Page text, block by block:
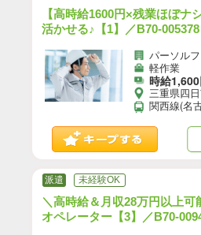
【高時給1600円×残業ほぼナ
活かせる♪【1】／B70-005378
軽作業
時給
三重県四
派遣 未経験OK
＼高時給＆月収28万円以上
オペレーター【3】／B70-